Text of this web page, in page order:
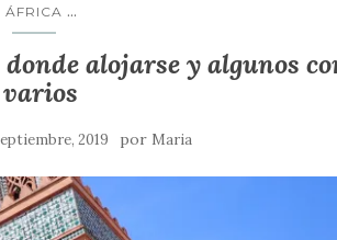
ÁFRICA ...
alojarse y algunos
varios
2019 por Maria